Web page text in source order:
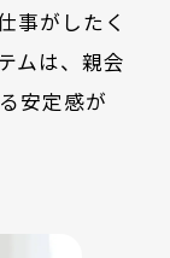
事がしたく
ムは、親会
安定感が